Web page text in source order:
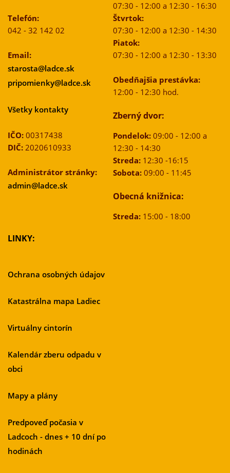
Telefón:
042 - 32 142 02
Email:
starosta@ladce.sk
pripomienky@ladce.sk
Všetky kontakty
IČO: 00317438
DIČ: 2020610933
Administrátor stránky:
admin@ladce.sk
07:30 - 12:00 a 12:30 - 16:30
Štvrtok:
07:30 - 12:00 a 12:30 - 14:30
Piatok:
07:30 - 12:00 a 12:30 - 13:30
Obedňajšia prestávka:
12:00 - 12:30 hod.
Zberný dvor:
Pondelok:09:00 - 12:00 a
12:30 - 14:30
Streda:12:30 -16:15
Sobota:09:00 - 11:45
Obecná knižnica:
Streda:15:00 - 18:00
LINKY:
Ochrana osobných údajov
Katastrálna mapa Ladiec
Virtuálny cintorín
Kalendár zberu odpadu v
obci
Mapy a plány
Predpoveď počasia v
Ladcoch - dnes + 10 dní po
hodinách